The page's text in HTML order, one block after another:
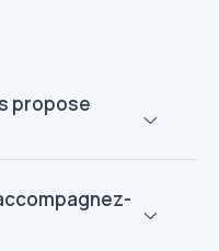
propose